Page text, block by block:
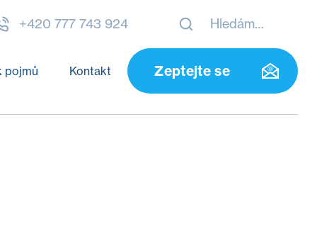
+420 777 743 924
pojmů Kontakt Zeptejte se